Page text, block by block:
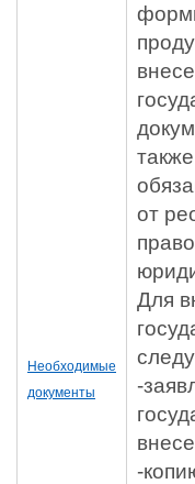
Необходимые
документы
от
Для
-
-